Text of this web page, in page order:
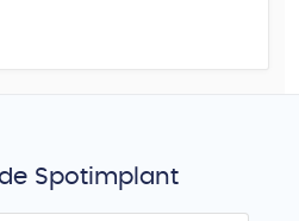
Spotimplant